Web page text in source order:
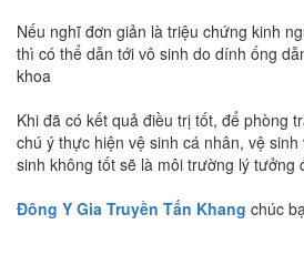
Nếu nghĩ đơn giản là triệu chứng kinh
thì có thể dẫn tới vô sinh do dính ống
khoa
Khi đã có kết quả điều trị tốt, để phòng
chú ý thực hiện vệ sinh cá nhân, vệ
sinh không tốt sẽ là môi trường lý tưởng
Đông Y Gia Truyền Tấn Khang chúc